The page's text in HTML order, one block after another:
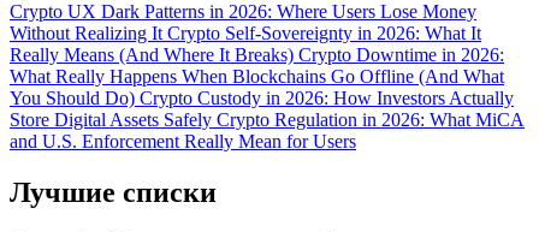
Crypto UX Dark Patterns in 2026: Where Users Lose Money
Without Realizing It Crypto Self-Sovereignty in 2026: What It
Really Means (And Where It Breaks) Crypto Downtime in 2026:
What Really Happens When Blockchains Go Offline (And What
You Should Do) Crypto Custody in 2026: How Investors Actually
Store Digital Assets Safely Crypto Regulation in 2026: What MiCA
and U.S. Enforcement Really Mean for Users
Лучшие списки